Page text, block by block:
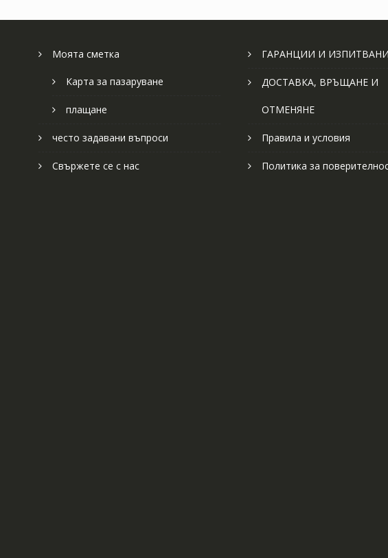
Моята сметка
Карта за пазаруване
плащане
често задавани въпроси
Свържете се с нас
ГАРАНЦИИ И
ДОСТАВКА, ВРЪЩАНЕ И
ОТМЕНЯНЕ
Правила и условия
Политика за